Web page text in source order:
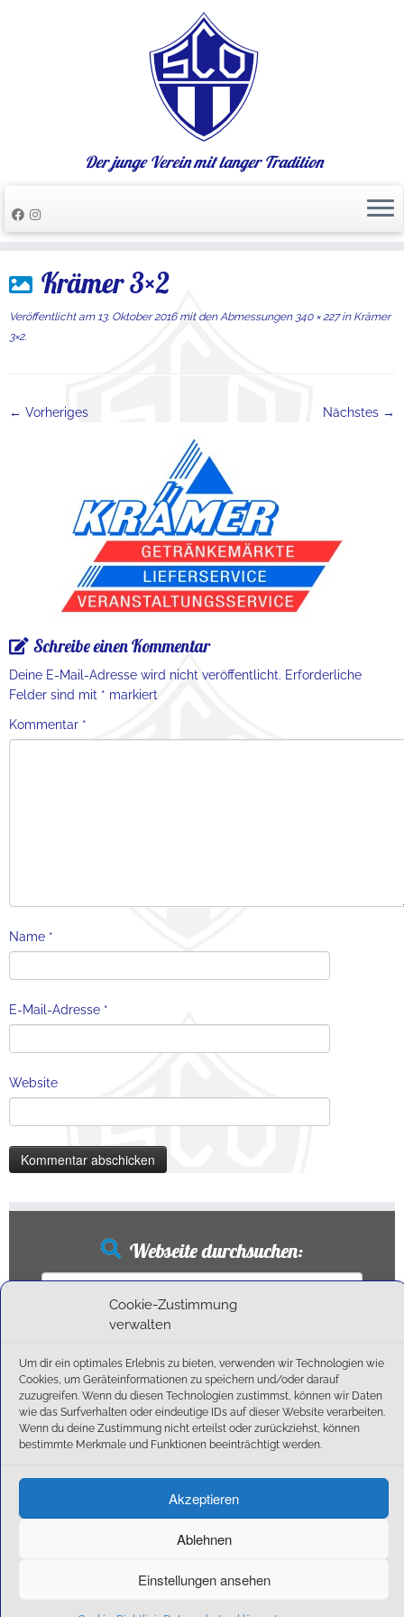
Cookie-Zustimmung
verwalten
Um dir ein optimales Erlebnis zu bieten, verwenden wir Technologien wie
Cookies, um Geräteinformationen zu speichern und/oder darauf
zuzugreifen. Wenn du diesen Technologien zustimmst, können wir Daten
wie das Surfverhalten oder eindeutige IDs auf dieser Website verarbeiten.
Wenn du deine Zustimmung nicht erteilst oder zurückziehst, können
bestimmte Merkmale und Funktionen beeinträchtigt werden.
Akzeptieren
Ablehnen
Einstellungen ansehen
Inhalt
Der junge Verein mit langer Tradition
Krämer 3×2
Veröffentlicht am 13. Oktober 2016mit den Abmessungen340 × 227inKrämer
3×2.
← Vorheriges Nächstes →
Schreibe einen Kommentar
Deine E-Mail-Adresse wird nicht veröffentlicht. Erforderliche
Felder sind mit * markiert
Kommentar *
Name *
E-Mail-Adresse *
Website
Webseite durchsuchen:
Suchen
Neueste Beiträge
Ballschule erweitert!
6:1-Triumph im Heimfinale: Der SC Olching schießt sich zurück in die Landesliga!
Außensaison 2025
Start am 01. September!
SC Olching e.V.·Präsentiert von